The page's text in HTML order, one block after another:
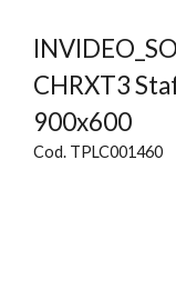
CHRXT3
900x600
Cod. TPLC001460